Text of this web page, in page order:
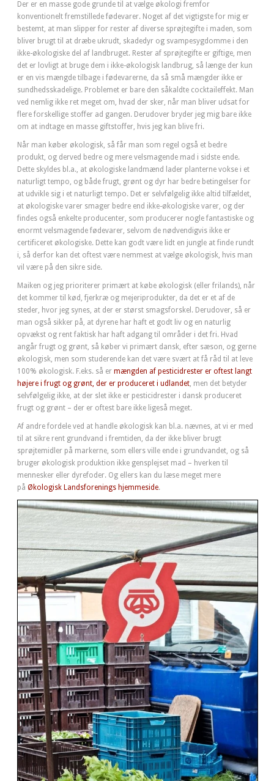
Der er en masse gode grunde til at vælge økologi fremfor
konventionelt fremstillede fødevarer. Noget af det vigtigste for mig er
bestemt, at man slipper for rester af diverse sprøjtegifte i maden, som
bliver brugt til at dræbe ukrudt, skadedyr og svampesygdomme i den
ikke-økologiske del af landbruget. Rester af sprøjtegifte er giftige, men
det er lovligt at bruge dem i ikke-økologisk landbrug, så længe der kun
er en vis mængde tilbage i fødevarerne, da så små mængder ikke er
sundhedsskadelige. Problemet er bare den såkaldte cocktaileffekt. Man
ved nemlig ikke ret meget om, hvad der sker, når man bliver udsat for
flere forskellige stoffer ad gangen. Derudover bryder jeg mig bare ikke
om at indtage en masse giftstoffer, hvis jeg kan blive fri.
Når man køber økologisk, så får man som regel også et bedre
produkt, og derved bedre og mere velsmagende mad i sidste ende.
Dette skyldes bl.a., at økologiske landmænd lader planterne vokse i et
naturligt tempo, og både frugt, grønt og dyr har bedre betingelser for
at udvikle sig i et naturligt tempo. Det er selvfølgelig ikke altid tilfældet,
at økologiske varer smager bedre end ikke-økologiske varer, og der
findes også enkelte producenter, som producerer nogle fantastiske og
enormt velsmagende fødevarer, selvom de nødvendigvis ikke er
certificeret økologiske. Dette kan godt være lidt en jungle at finde rundt
i, så derfor kan det oftest være nemmest at vælge økologisk, hvis man
vil være på den sikre side.
Maiken og jeg prioriterer primært at købe økologisk (eller frilands), når
det kommer til kød, fjerkræ og mejeriprodukter, da det er et af de
steder, hvor jeg synes, at der er størst smagsforskel. Derudover, så er
man også sikker på, at dyrene har haft et godt liv og en naturlig
opvækst og rent faktisk har haft adgang til områder i det fri. Hvad
angår frugt og grønt, så køber vi primært dansk, efter sæson, og gerne
økologisk, men som studerende kan det være svært at få råd til at leve
100% økologisk. F.eks. så er mængden af pesticidrester er oftest langt
højere i frugt og grønt, der er produceret i udlandet, men det betyder
selvfølgelig ikke, at der slet ikke er pesticidrester i dansk produceret
frugt og grønt – der er oftest bare ikke ligeså meget.
Af andre fordele ved at handle økologisk kan bl.a. nævnes, at vi er med
til at sikre rent grundvand i fremtiden, da der ikke bliver brugt
sprøjtemidler på markerne, som ellers ville ende i grundvandet, og så
bruger økologisk produktion ikke gensplejset mad – hverken til
mennesker eller dyrefoder. Og ellers kan du læse meget mere
på Økologisk Landsforenings hjemmeside.